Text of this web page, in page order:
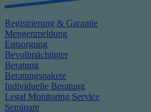
Registrierung & Garantie
Mengenmeldung
Entsorgung
Bevollmächtigter
Beratung
Beratungspakete
Individuelle Beratung
Legal Monitoring Service
Seminare